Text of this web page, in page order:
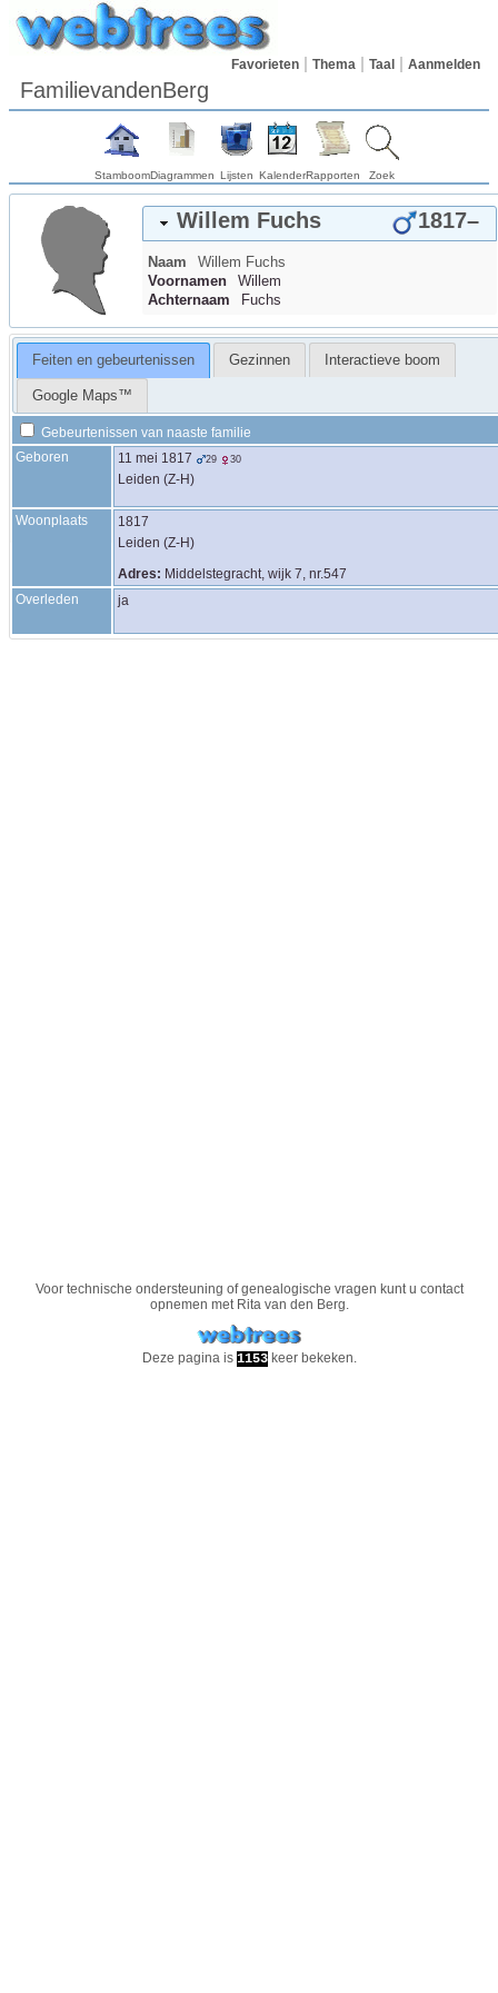
Favorieten Thema Taal Aanmelden
FamilievandenBerg
StamboomDiagrammen Lijsten KalenderRapporten Zoek
Willem Fuchs 1817–
Naam Willem Fuchs
Voornamen
Willem
Achternaam
Fuchs
Feiten en gebeurtenissen Gezinnen Interactieve boom
Google Maps™
Gebeurtenissen van naaste familie
Geboren
11 mei 1817 29 30
Leiden (Z-H)
Woonplaats
1817
Leiden (Z-H)
Adres: Middelstegracht, wijk 7, nr.547
Overleden
ja
Voor technische ondersteuning of genealogische vragen kunt u contact
opnemen met Rita van den Berg.
Deze pagina is 1153keer bekeken.